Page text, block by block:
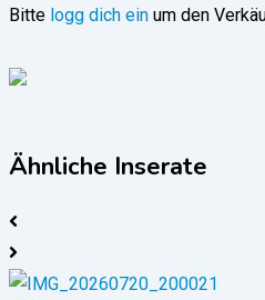
Bitte logg dich ein um den
Ähnliche Inserate